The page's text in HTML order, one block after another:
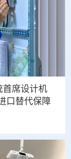
首席设计机
口替代保障